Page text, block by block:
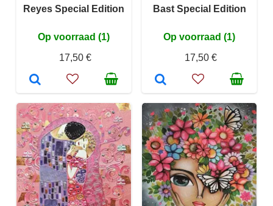
Reyes Special Edition
Op voorraad (1)
17,50 €
Bast Special Edition
Op voorraad (1)
17,50 €